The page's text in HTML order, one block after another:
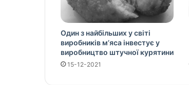
Один з найбільших у світі
виробників м’яса інвестує у
виробництво штучної курятини
15-12-2021